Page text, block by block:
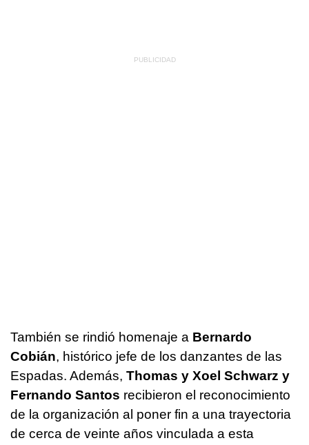
También se rindió homenaje a Bernardo
Cobián, histórico jefe de los danzantes de las
Espadas. Además, Thomas y Xoel Schwarz y
Fernando Santos recibieron el reconocimiento
de la organización al poner fin a una trayectoria
de cerca de veinte años vinculada a esta